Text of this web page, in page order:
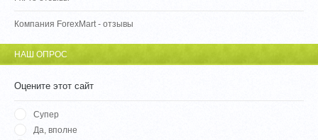
Компания ForexMart - отзывы
НАШ ОПРОС
Оцените этот сайт
Супер
Да, вполне